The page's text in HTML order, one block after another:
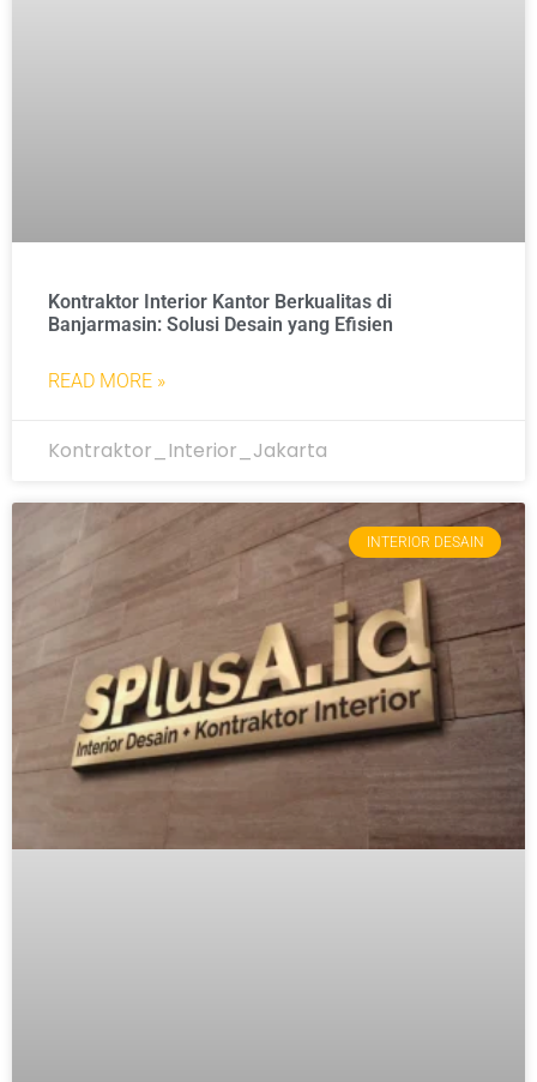
Kontraktor Interior Kantor Berkualitas di
Banjarmasin: Solusi Desain yang Efisien
READ MORE »
Kontraktor_Interior_Jakarta
INTERIOR DESAIN